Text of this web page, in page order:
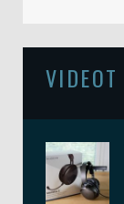
VIDEOT